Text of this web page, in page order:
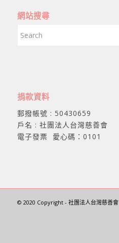
網站搜尋
捐款資料
郵撥帳號 : 50430659
戶名 : 社團法人台灣慈善會
電子發票 愛心碼：0101
© 2020 Copyright - 社團法人台灣慈善會